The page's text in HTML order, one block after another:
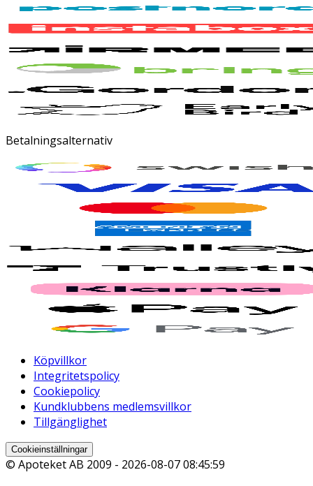
Betalningsalternativ
Köpvillkor
Integritetspolicy
Cookiepolicy
Kundklubbens medlemsvillkor
Tillgänglighet
Cookieinställningar
© Apoteket AB 2009 - 2026-08-07 08:45:59